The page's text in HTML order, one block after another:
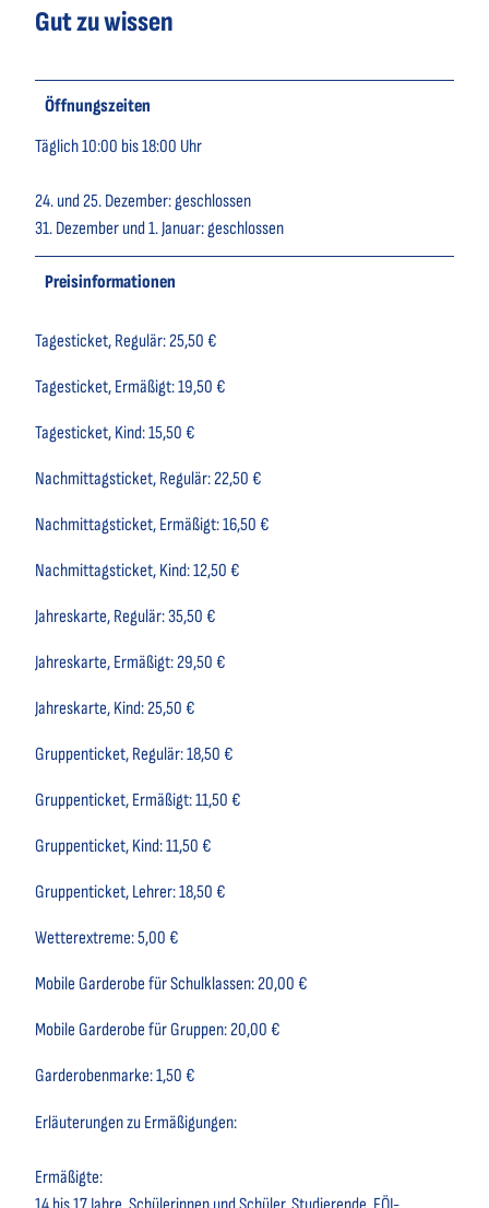
Gut zu wissen
Öffnungszeiten
Täglich 10:00 bis 18:00 Uhr
24. und 25. Dezember: geschlossen
31. Dezember und 1. Januar: geschlossen
Preisinformationen
Tagesticket, Regulär: 25,50 €
Tagesticket, Ermäßigt: 19,50 €
Tagesticket, Kind: 15,50 €
Nachmittagsticket, Regulär: 22,50 €
Nachmittagsticket, Ermäßigt: 16,50 €
Nachmittagsticket, Kind: 12,50 €
Jahreskarte, Regulär: 35,50 €
Jahreskarte, Ermäßigt: 29,50 €
Jahreskarte, Kind: 25,50 €
Gruppenticket, Regulär: 18,50 €
Gruppenticket, Ermäßigt: 11,50 €
Gruppenticket, Kind: 11,50 €
Gruppenticket, Lehrer: 18,50 €
Wetterextreme: 5,00 €
Mobile Garderobe für Schulklassen: 20,00 €
Mobile Garderobe für Gruppen: 20,00 €
Garderobenmarke: 1,50 €
Erläuterungen zu Ermäßigungen:
Ermäßigte: